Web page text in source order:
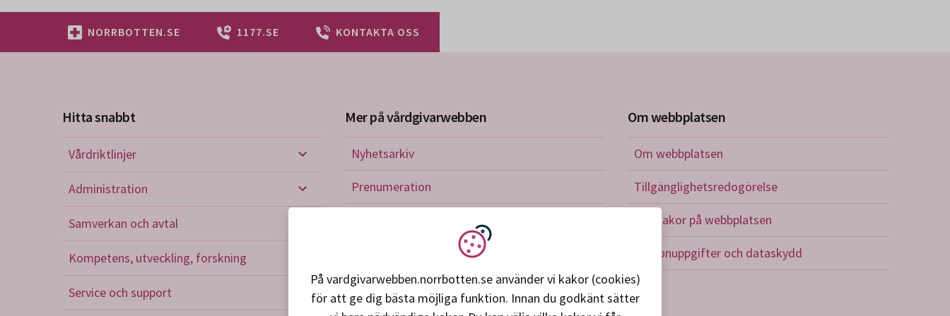
NORRBOTTEN.SE 1177.SE KONTAKTA OSS
Hitta snabbt
Vårdriktlinjer
Vårdriktlinjer
Administration
Samverkan och avtal
Kompetens, utveckling, forskning
Service och support
Service och support
Mer på vårdgivarwebben
Nyhetsarkiv
Prenumeration
Om webbplatsen
Om webbplatsen
Tillgänglighetsredogörelse
Om kakor på webbplatsen
Personuppgifter och dataskydd
Vi använder kakor
På vardgivarwebben.norrbotten.se använder vi kakor (cookies)
för att ge dig bästa möjliga funktion. Innan du godkänt sätter